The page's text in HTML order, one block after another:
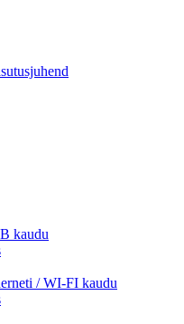
kaudu
/ WI-FI kaudu